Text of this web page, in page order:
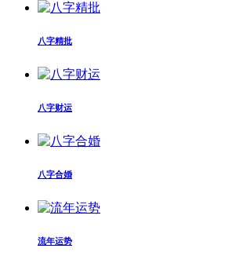
八字精批
八字财运
八字合婚
流年运势